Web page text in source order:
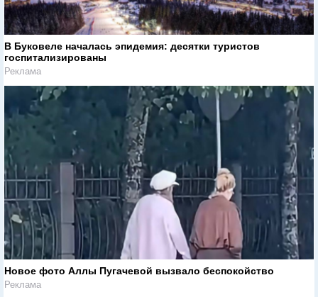
В Буковеле началась эпидемия: десятки туристов
госпитализированы
Реклама
Новое фото Аллы Пугачевой вызвало беспокойство
Реклама